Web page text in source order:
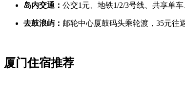
岛内交通： 公交1元、地铁1/2/3号线、共享单
去鼓浪屿： 邮轮中心厦鼓码头乘轮渡，35元往
厦门住宿推荐